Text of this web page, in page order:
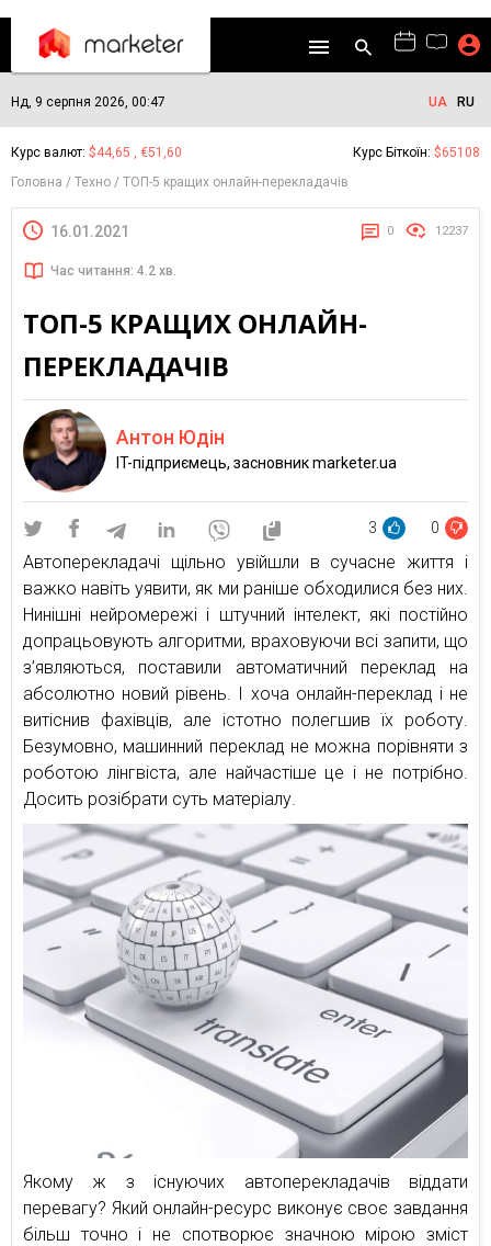
Нд, 9 серпня 2026, 00:47 UA RU
Курс валют: $44,65 , €51,60 Курс Біткоїн: $65108
Головна
Техно ТОП-5 кращих онлайн-перекладачів
16.01.2021 0 12237
Час читання: 4.2 хв.
ТОП-5 КРАЩИХ ОНЛАЙН-
ПЕРЕКЛАДАЧІВ
Антон Юдін
IT-підприємець, засновник marketer.ua
3 0
Автоперекладачі щільно увійшли в сучасне життя і
важко навіть уявити, як ми раніше обходилися без них.
Нинішні нейромережі і штучний інтелект, які постійно
допрацьовують алгоритми, враховуючи всі запити, що
з’являються, поставили автоматичний переклад на
абсолютно новий рівень. І хоча онлайн-переклад і не
витіснив фахівців, але істотно полегшив їх роботу.
Безумовно, машинний переклад не можна порівняти з
роботою лінгвіста, але найчастіше це і не потрібно.
Досить розібрати суть матеріалу.
Якому ж з існуючих автоперекладачів віддати
перевагу? Який онлайн-ресурс виконує своє завдання
більш точно і не спотворює значною мірою зміст